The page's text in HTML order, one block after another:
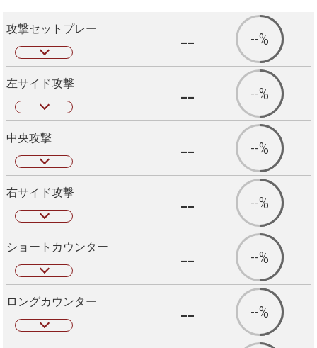
攻撃セットプレー -- --%
左サイド攻撃 -- --%
中央攻撃 -- --%
右サイド攻撃 -- --%
ショートカウンター -- --%
ロングカウンター -- --%